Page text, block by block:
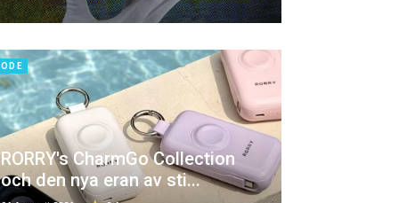
RORRY's CharmGo Collection
och den nya eran av sti...